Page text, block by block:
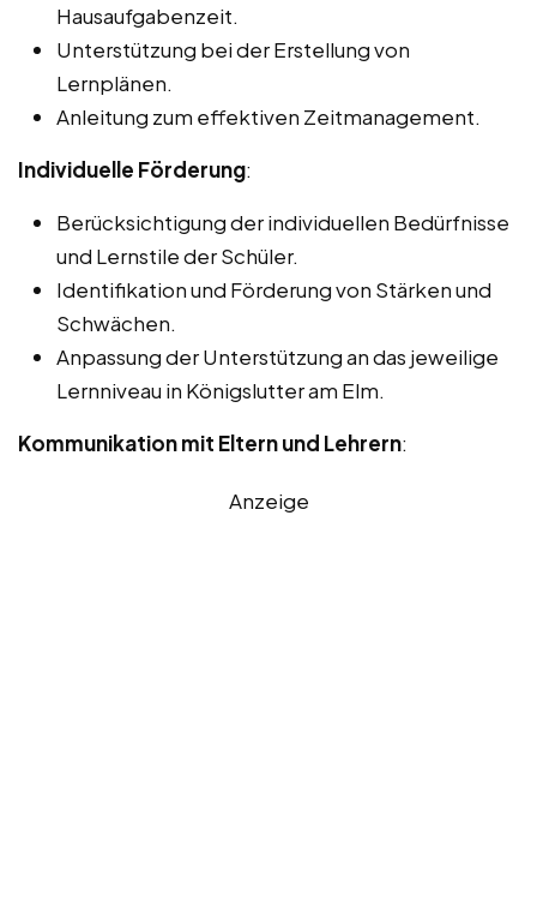
Hausaufgabenzeit.
Unterstützung bei der Erstellung von
Lernplänen.
Anleitung zum effektiven Zeitmanagement.
Individuelle Förderung:
Berücksichtigung der individuellen Bedürfnisse
und Lernstile der Schüler.
Identifikation und Förderung von Stärken und
Schwächen.
Anpassung der Unterstützung an das jeweilige
Lernniveau in Königslutter am Elm.
Kommunikation mit Eltern und Lehrern:
Anzeige